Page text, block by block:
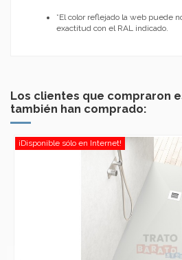
*El color reflejado la web puede
exactitud con el RAL indicado.
Los clientes que compraron
también han comprado:
¡Disponible sólo en Internet!